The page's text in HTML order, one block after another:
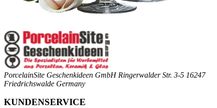
PorcelainSite Geschenkideen GmbH Ringerwalder Str. 3-5 16247
Friedrichswalde Germany
KUNDENSERVICE